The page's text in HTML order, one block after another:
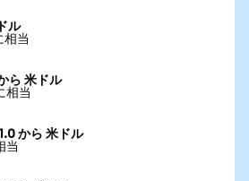
ル
相当
ら 米ドル
相当
から 米ドル
当